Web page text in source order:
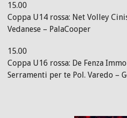
15.00
Coppa U14 rossa: Net Volley
Vedanese – PalaCooper
15.00
Coppa U16 rossa: De Fenza
Serramenti per te Pol. Varedo –